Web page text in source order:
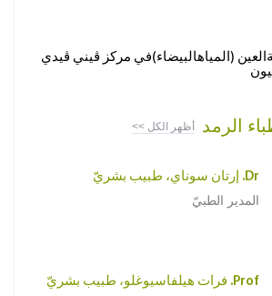
(المياهالبيضاء)في مركز ڨيني ڨيدي
أظهر الكل >>
Dr. إرتان سوناي، طبيب بشريّ
المدير الطبيّ
Prof. فرات هيلفاسيوغلو، طبيب بشريّ